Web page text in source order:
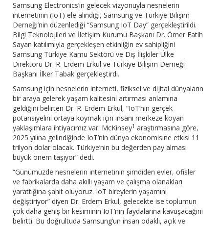
Samsung Electronics’in gelecek vizyonuyla nesnelerin
internetinin (IoT) ele alındığı, Samsung ve Türkiye Bilişim
Derneği’nin düzenlediği “Samsung IoT Day” gerçekleştirildi.
Bilgi Teknolojileri ve İletişim Kurumu Başkanı Dr. Ömer Fatih
Sayan katılımıyla gerçekleşen etkinliğin ev sahipliğini
Samsung Türkiye Kamu Sektörü ve Dış İlişkiler Ülke
Direktörü Dr. R. Erdem Erkul ve Türkiye Bilişim Derneği
Başkanı İlker Tabak gerçekleştirdi.
Samsung için nesnelerin interneti, fiziksel ve dijital dünyaların
bir araya gelerek yaşam kalitesini artırması anlamına
geldiğini belirten Dr. R. Erdem Erkul, “IoT’nin gerçek
potansiyelini ortaya koymak için insanı merkeze koyan
yaklaşımlara ihtiyacımız var. McKinsey1 araştırmasına göre,
2025 yılına gelindiğinde IoT’nin dünya ekonomisine etkisi 11
trilyon dolar olacak. Türkiye’nin bu değerden pay alması
büyük önem taşıyor” dedi.
“Günümüzde nesnelerin internetinin şimdiden evler, ofisler
ve fabrikalarda daha akıllı yaşam ve çalışma olanakları
yarattığına şahit oluyoruz. IoT bireylerin yaşamını
değiştiriyor” diyen Dr. Erdem Erkul, gelecekte ise toplumun
çok daha geniş bir kesiminin IoT’nin faydalarına kavuşacağını
belirtti. Bu doğrultuda Samsung’un insan odaklı, açık ve